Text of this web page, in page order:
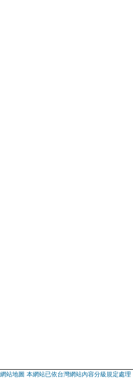
網站地圖 本網站已依台灣網站內容分級規定處理